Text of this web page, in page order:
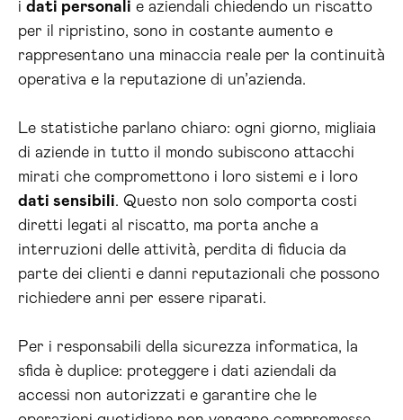
i dati personali e aziendali chiedendo un riscatto
per il ripristino, sono in costante aumento e
rappresentano una minaccia reale per la continuità
operativa e la reputazione di un’azienda.
Le statistiche parlano chiaro: ogni giorno, migliaia
di aziende in tutto il mondo subiscono attacchi
mirati che compromettono i loro sistemi e i loro
dati sensibili. Questo non solo comporta costi
diretti legati al riscatto, ma porta anche a
interruzioni delle attività, perdita di fiducia da
parte dei clienti e danni reputazionali che possono
richiedere anni per essere riparati.
Per i responsabili della sicurezza informatica, la
sfida è duplice: proteggere i dati aziendali da
accessi non autorizzati e garantire che le